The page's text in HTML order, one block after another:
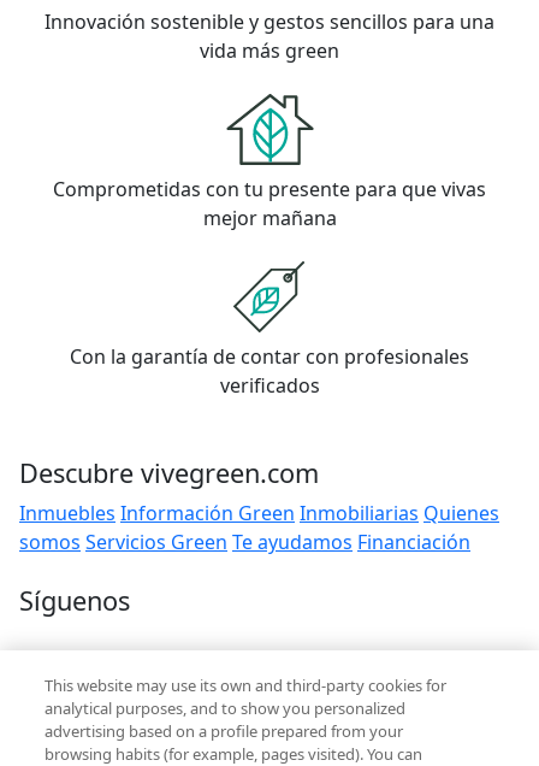
Innovación sostenible y gestos sencillos para una
vida más green
Comprometidas con tu presente para que vivas
mejor mañana
Con la garantía de contar con profesionales
verificados
Descubre vivegreen.com
Inmuebles Información Green Inmobiliarias Quienes
somos Servicios Green Te ayudamos Financiación
Síguenos
Contacto
hola@vivegreen.com
This website may use its own and third-party cookies for
analytical purposes, and to show you personalized
advertising based on a profile prepared from your
browsing habits (for example, pages visited). You can